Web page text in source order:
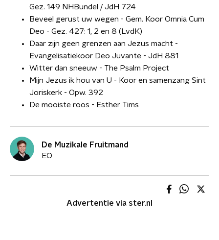
Gez. 149 NHBundel / JdH 724
Beveel gerust uw wegen - Gem. Koor Omnia Cum
Deo - Gez. 427: 1, 2 en 8 (LvdK)
Daar zijn geen grenzen aan Jezus macht -
Evangelisatiekoor Deo Juvante - JdH 881
Witter dan sneeuw - The Psalm Project
Mijn Jezus ik hou van U - Koor en samenzang Sint
Joriskerk - Opw. 392
De mooiste roos - Esther Tims
De Muzikale Fruitmand
EO
Advertentie via ster.nl